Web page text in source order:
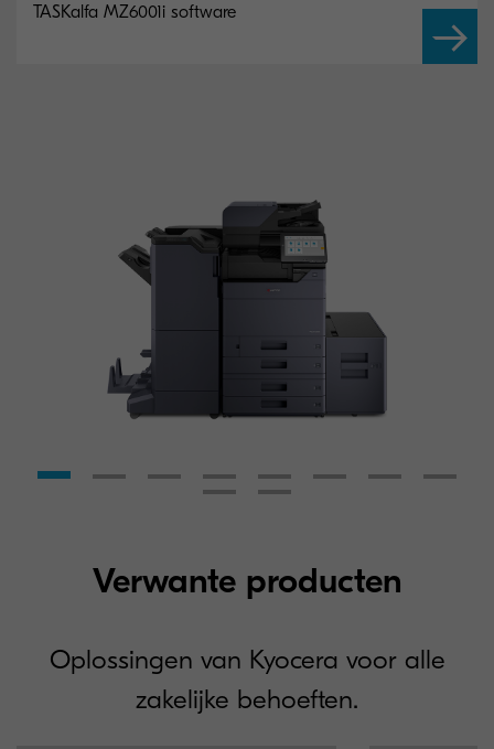
TASKalfa MZ6001i software
Verwante producten
Oplossingen van Kyocera voor alle
zakelijke behoeften.